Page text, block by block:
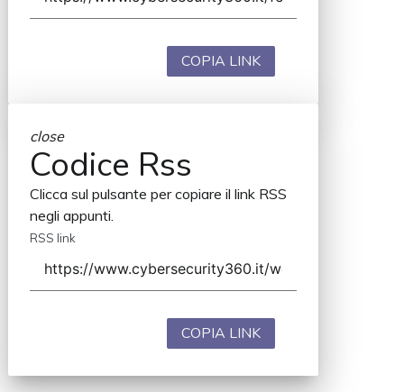
COPIA LINK
close
Codice Rss
Clicca sul pulsante per copiare il link RSS
negli appunti.
RSS link
COPIA LINK